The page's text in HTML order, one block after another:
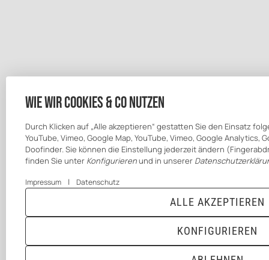
Wie wir Cookies & Co nutzen
Durch Klicken auf „Alle akzeptieren“ gestatten Sie den Einsatz
YouTube, Vimeo, Google Map, YouTube, Vimeo, Google Analytics,
Doofinder. Sie können die Einstellung jederzeit ändern
finden Sie unter Konfigurierenund in unserer
Impressum | Datenschutz
KONFIGURIEREN
ALLE AKZEPTIEREN